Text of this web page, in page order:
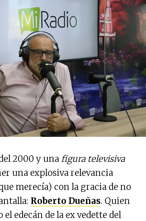
2000 y unafigura televisiva
una explosiva relevancia
merecía) con la gracia de no
Roberto Dueñas. Quien
edecán de la ex vedette del